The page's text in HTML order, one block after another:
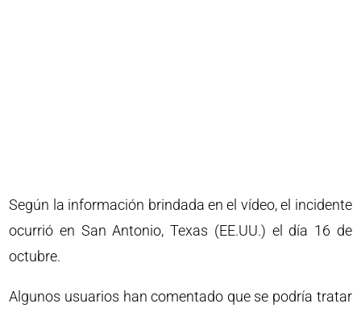
Según la información brindada en el vídeo, el incidente
ocurrió en San Antonio, Texas (EE.UU.) el día 16 de
octubre.
Algunos usuarios han comentado que se podría tratar